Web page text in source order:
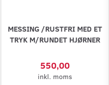
MESSING /RUSTFRI MED ET
TRYK M/RUNDET HJØRNER
550,00
inkl. moms